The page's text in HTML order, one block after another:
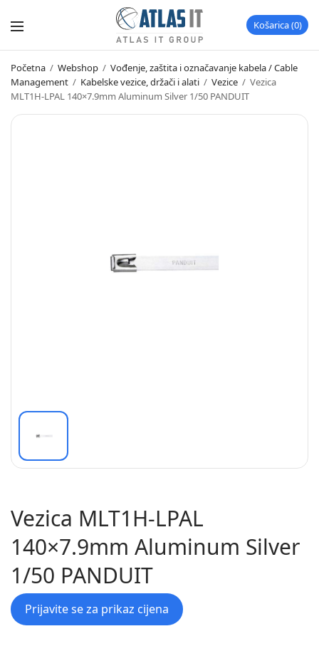
Košarica 0
Početna / Webshop / Vođenje, zaštita i označavanje kabela / Cable
Management / Kabelske vezice, držači i alati / Vezice / Vezica
MLT1H-LPAL 140×7.9mm Aluminum Silver 1/50 PANDUIT
Vezica MLT1H-LPAL
140×7.9mm Aluminum Silver
1/50 PANDUIT
Prijavite se za prikaz cijena